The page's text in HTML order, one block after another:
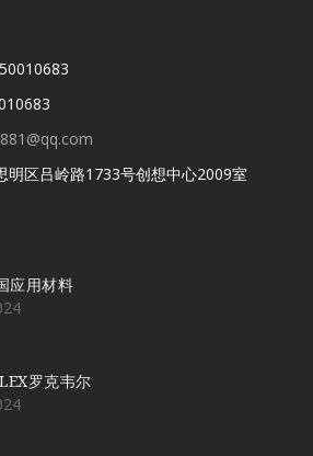
明区吕岭路1733号创想中心2009室
应用材料
罗克韦尔